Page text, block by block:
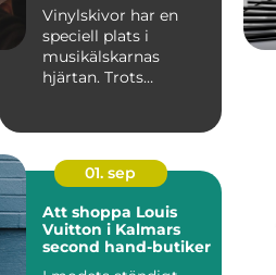
Vinylskivor har en
speciell plats i
musikälskarnas
hjärtan. Trots
01. sep
Att shoppa Louis
Vuitton i Kalmars
second hand-butiker